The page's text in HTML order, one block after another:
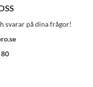
svarar på dina frågor!